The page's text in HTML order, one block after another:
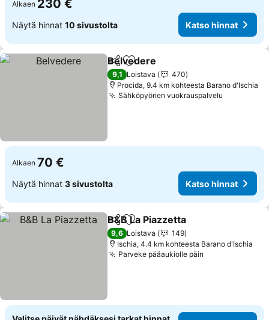
Alkaen 230 €
Näytä hinnat 10 sivustolta Katso hinnat
Jaa Lisää suosikkeihin
Belvedere
9,1 Loistava
470
Procida, 9.4 km kohteesta Barano d'Ischia
Sähköpyörien vuokrauspalvelu
Alkaen 70 €
Näytä hinnat 3 sivustolta Katso hinnat
Jaa Lisää suosikkeihin
B&B La Piazzetta
9,6 Loistava
149
Ischia, 4.4 km kohteesta Barano d'Ischia
Parveke pääaukiolle päin